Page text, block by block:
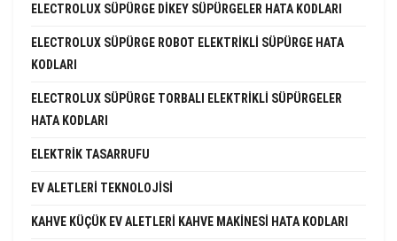
ELECTROLUX SÜPÜRGE DIKEY SÜPÜRGELER HATA KODLARI
ELECTROLUX SÜPÜRGE ROBOT ELEKTRIKLI SÜPÜRGE HATA
KODLARI
ELECTROLUX SÜPÜRGE TORBALI ELEKTRIKLI SÜPÜRGELER
HATA KODLARI
ELEKTRIK TASARRUFU
EV ALETLERI TEKNOLOJISI
KAHVE KÜÇÜK EV ALETLERI KAHVE MAKINESI HATA KODLARI